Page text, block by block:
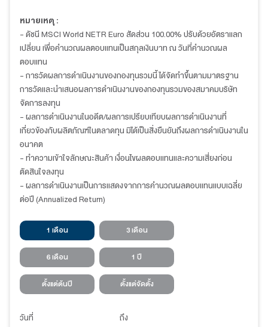
หมายเหตุ :
- ดัชนี MSCI World NETR Euro สัดส่วน 100.00% ปรับด้วยอัตราแลก
เปลี่ยน เพื่อคำนวณผลตอบแทนเป็นสกุลเงินบาท ณ วันที่คำนวณผล
ตอบแทน
- การวัดผลการดำเนินงานของกองทุนรวมนี้ ได้จัดทำขึ้นตามมาตรฐาน
การวัดและนำเสนอผลการดำเนินงานของกองทุนรวมของสมาคมบริษัท
จัดการลงทุน
- ผลการดำเนินงานในอดีต/ผลการเปรียบเทียบผลการดำเนินงานที่
เกี่ยวข้องกับผลิตภัณฑ์ในตลาดทุน มิได้เป็นสิ่งยืนยันถึงผลการดำเนินงานใน
อนาคต
- ทำความเข้าใจลักษณะสินค้า เงื่อนไขผลตอบแทนและความเสี่ยงก่อน
ตัดสินใจลงทุน
- ผลการดำเนินงานเป็นการแสดงจากการคำนวณผลตอบแทนแบบเฉลี่ย
ต่อปี (Annualized Return)
1 เดือน 3 เดือน
6 เดือน 1 ปี
ตั้งแต่ต้นปี ตั้งแต่จัดตั้ง
วันที่ ถึง